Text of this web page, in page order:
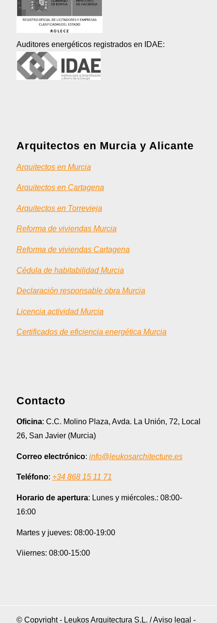
Auditores energéticos registrados en IDAE:
Arquitectos en Murcia y Alicante
Arquitectos en Murcia
Arquitectos en Cartagena
Arquitectos en Torrevieja
Reforma de viviendas Murcia
Reforma de viviendas Cartagena
Cédula de habitabilidad Murcia
Declaración responsable obra Murcia
Licencia actividad Murcia
Certificados de eficiencia energética Murcia
Contacto
Oficina: C.C. Molino Plaza, Avda. La Unión, 72, Local
26, San Javier (Murcia)
Correo electrónico: info@leukosarchitecture.es
Teléfono: +34 868 15 11 71
Horario de apertura: Lunes y miércoles.: 08:00-
16:00
Martes y jueves: 08:00-19:00
Viiernes: 08:00-15:00
© Copyright - Leukos Arquitectura S.L. /Aviso legal -